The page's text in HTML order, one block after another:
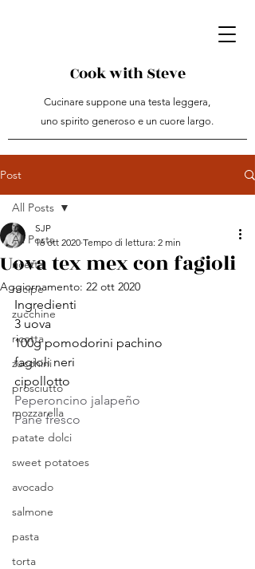
Cucinare suppone una testa leggera,
uno spirito generoso e un cuore largo.
Cook with Steve
Post
All Posts
ricetta
recipe
zucchine
ricotta
zucchini
prosciutto
mozzarella
patate dolci
sweet potatoes
avocado
salmone
pasta
torta
All Posts
Uova tex mex con fagioli
SJP
16 ott 2020 Tempo di lettura: 2 min
Aggiornamento: 22 ott 2020
Ingredienti
3 uova
100g pomodorini pachino
fagioli neri
cipollotto
Peperoncino jalapeño
Pane fresco